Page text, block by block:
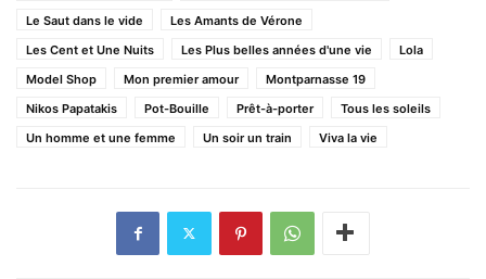
Le Saut dans le vide
Les Amants de Vérone
Les Cent et Une Nuits
Les Plus belles années d'une vie
Lola
Model Shop
Mon premier amour
Montparnasse 19
Nikos Papatakis
Pot-Bouille Prêt-à-porter
Tous les soleils
Un homme et une femme
Un soir un train Viva la vie